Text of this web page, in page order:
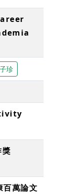
珍
百萬論文